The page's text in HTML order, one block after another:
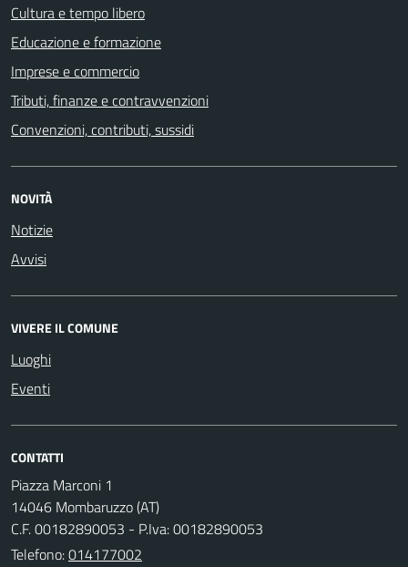
Cultura e tempo libero
Educazione e formazione
Imprese e commercio
Tributi, finanze e contravvenzioni
Convenzioni, contributi, sussidi
NOVITÀ
Notizie
Avvisi
VIVERE IL COMUNE
Luoghi
Eventi
CONTATTI
Piazza Marconi 1
14046 Mombaruzzo (AT)
C.F. 00182890053 - P.Iva: 00182890053
Telefono:014177002